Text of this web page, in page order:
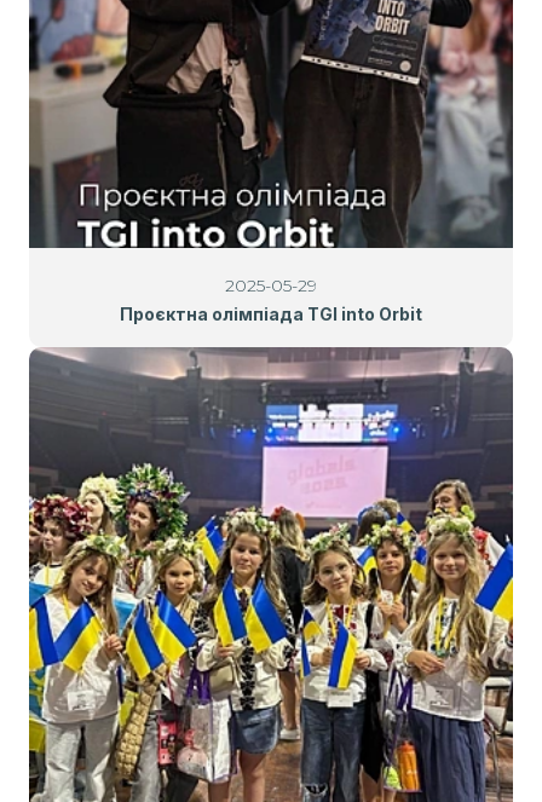
2025-05-29
Проєктна олімпіада TGI into Orbit